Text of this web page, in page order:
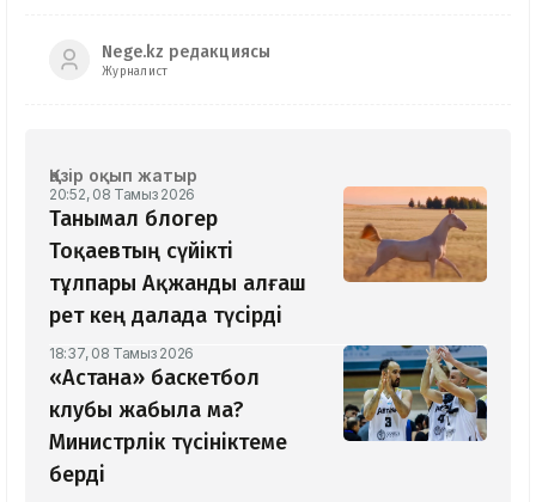
Nege.kz редакциясы
Журналист
Қазір оқып жатыр
20:52, 08 Тамыз 2026
Танымал блогер
Тоқаевтың сүйікті
тұлпары Ақжанды алғаш
рет кең далада түсірді
18:37, 08 Тамыз 2026
«Астана» баскетбол
клубы жабыла ма?
Министрлік түсініктеме
берді